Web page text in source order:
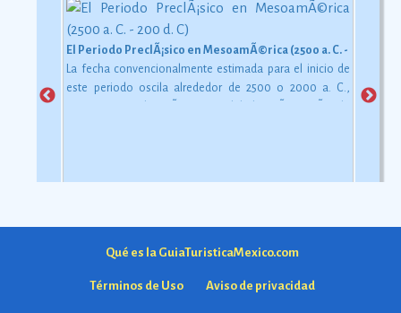
El Periodo PreclÃ¡sico en MesoamÃ©rica (2500 a. C. - 200 d. C)
La fecha convencionalmente estimada para el inicio de
este periodo oscila alrededor de 2500 o 2000 a. C.,
Qué es la GuiaTuristicaMexico.com
Términos de Uso Aviso de privacidad